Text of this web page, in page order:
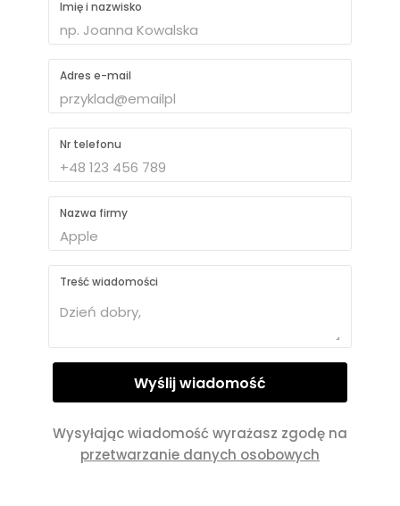
Imię i nazwisko
Adres e-mail
Nr telefonu
Nazwa firmy
Treść wiadomości
Wysyłając wiadomość wyrażasz zgodę na
przetwarzanie danych osobowych